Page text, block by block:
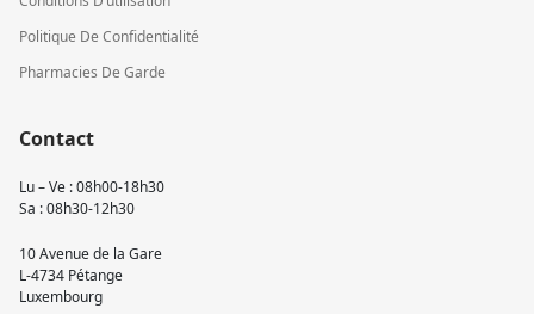
Politique De Confidentialité
Pharmacies De Garde
Contact
Lu – Ve : 08h00-18h30
Sa : 08h30-12h30
10 Avenue de la Gare
L-4734 Pétange
Luxembourg